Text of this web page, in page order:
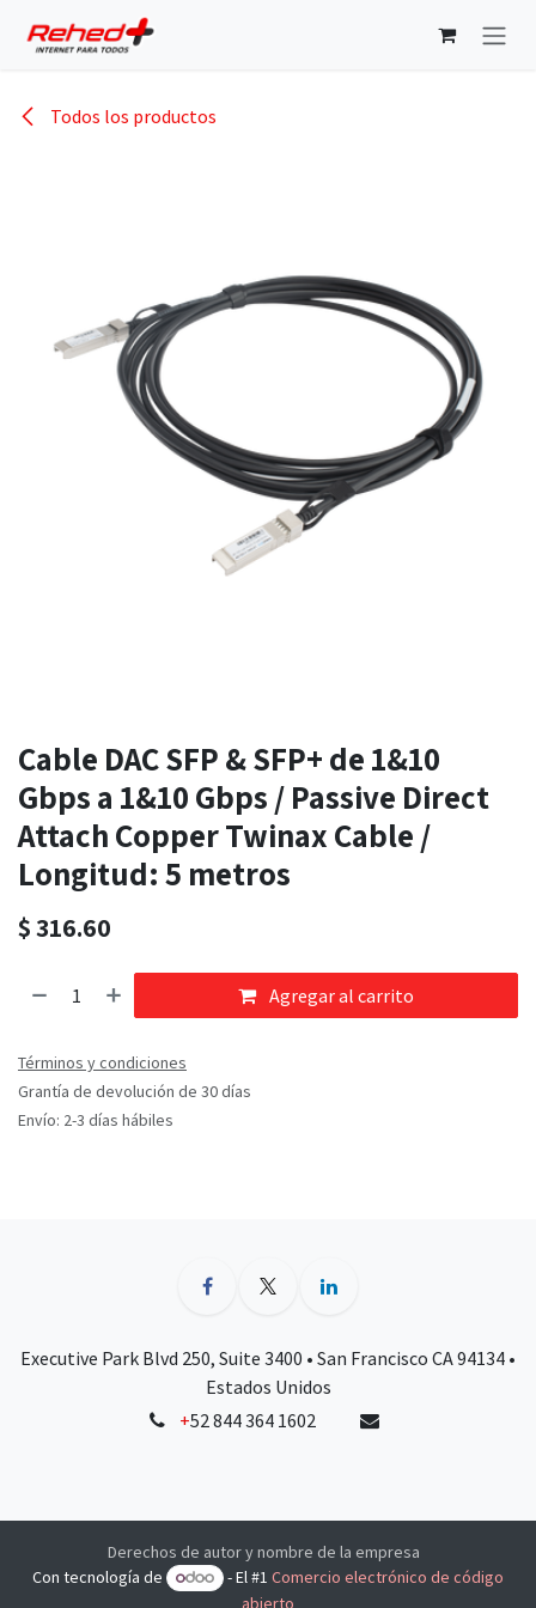
Todos los productos
Cable DAC SFP & SFP+ de 1&10
Gbps a 1&10 Gbps / Passive Direct
Attach Copper Twinax Cable /
Longitud: 5 metros
$316.60
Agregar al carrito
Términos y condiciones
Grantía de devolución de 30 días
Envío: 2-3 días hábiles
Executive Park Blvd 250, Suite 3400 • San Francisco CA 94134 •
Estados Unidos
+52 844 364 1602
Derechos de autor y nombre de la empresa
Con tecnología de
- El #1Comercio electrónico de código
abierto